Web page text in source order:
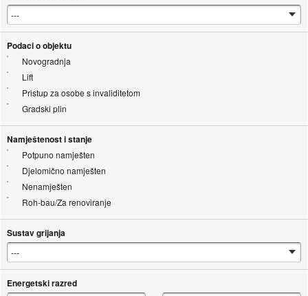
Podaci o objektu
Novogradnja
Lift
Pristup za osobe s invaliditetom
Gradski plin
Namještenost i stanje
Potpuno namješten
Djelomično namješten
Nenamješten
Roh-bau/Za renoviranje
Sustav grijanja
Energetski razred